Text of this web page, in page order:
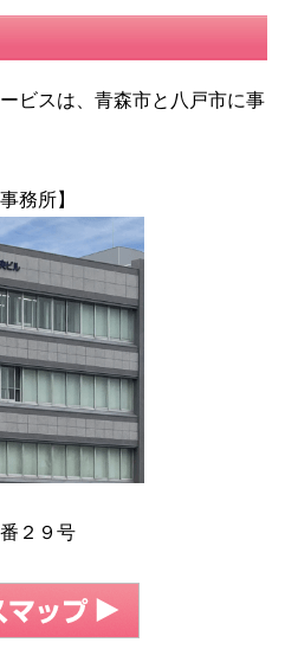
ビスは、青森市と八戸市に事
務所】
２９号